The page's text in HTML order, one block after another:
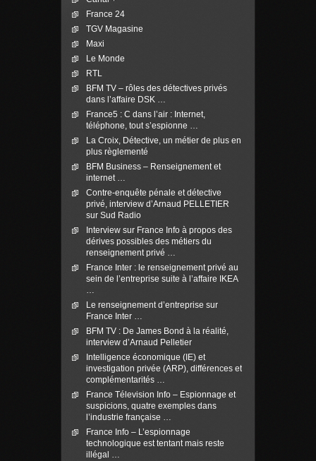
France 24
TGV Magasine
Maxi
Le Monde
RTL
BFM TV – rôles des détectives privés
dans l’affaire DSK …
France5 : C dans l’air : Internet,
téléphone, tout s’espionne …
La Croix, Détective, un métier de plus en
plus règlementé
BFM Business – Renseignement et
internet …
Contre-enquête pénale et détective
privé, interview d’Arnaud PELLETIER
sur Sud Radio
Interview sur France Info à propos des
dérives possibles des métiers du
renseignement privé …
France Inter : le renseignement privé au
sein de l’entreprise suite à l’affaire IKEA
…
Le renseignement d’entreprise sur
France Inter …
BFM TV : De James Bond à la réalité,
interview d’Arnaud Pelletier
Intelligence économique (IE) et
investigation privée (ARP), différences et
complémentarités …
France Télevision Info – Espionnage et
suspicions, quatre exemples dans
l’industrie française …
France Info – L’espionnage
technologique est tentant mais reste
illégal …